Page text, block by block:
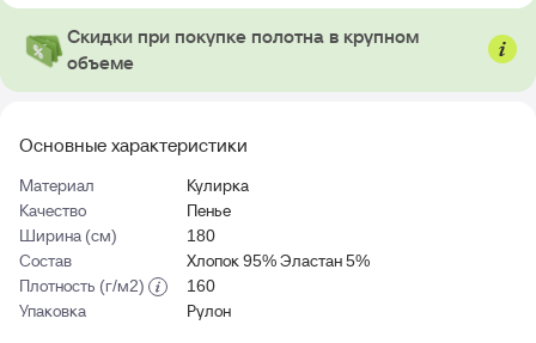
Основные характеристики
Материал
Кулирка
Качество
Пенье
Ширина (см)
180
Состав
Хлопок 95% Эластан 5%
Плотность (г/м2)
160
Упаковка
Рулон
Скидки при покупке полотна в крупном
объеме